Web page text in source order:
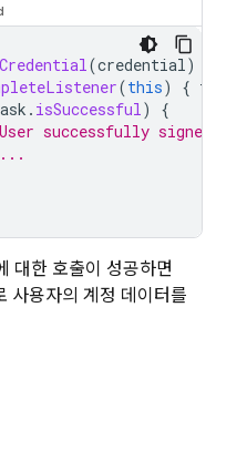
(credential)
(this) { task
. isSuccessful)
{
successfully signed in
대한 호출이 성공하면
사용자의 계정 데이터를